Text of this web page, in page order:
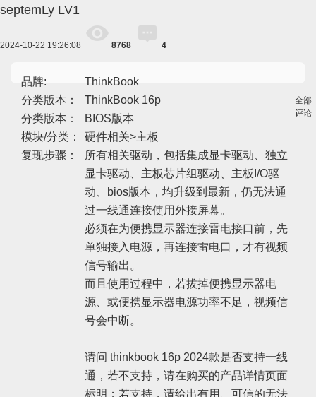
septemLy LV1
2024-10-22 19:26:08 8768 4
品牌:
ThinkBook
分类版本：
ThinkBook 16p
分类版本：
BIOS版本
模块/分类：
硬件相关>主板
复现步骤：
所有相关驱动，包括集成显卡驱动、独立
显卡驱动、主板芯片组驱动、主板I/O驱
动、bios版本，均升级到最新，仍无法通
过一线通连接使用外接屏幕。
必须在为便携显示器连接雷电接口前，先
单独接入电源，再连接雷电口，才有视频
信号输出。
而且使用过程中，若拔掉便携显示器电
源、或便携显示器电源功率不足，视频信
号会中断。
请问 thinkbook 16p 2024款是否支持一线
通，若不支持，请在购买的产品详情页面
标明；若支持，请给出有用、可信的无法
全部
评论